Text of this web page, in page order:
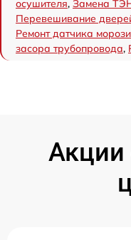
осушителя, Замена
Перевешивание
Ремонт датчика
засора трубопровода,
Акции